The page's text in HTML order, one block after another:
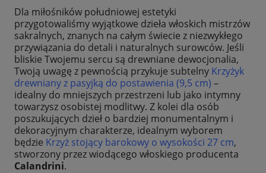
Dla miłośników południowej estetyki
przygotowaliśmy wyjątkowe dzieła włoskich mistrzów
sakralnych, znanych na całym świecie z niezwykłego
przywiązania do detali i naturalnych surowców. Jeśli
bliskie Twojemu sercu są drewniane dewocjonalia,
Twoją uwagę z pewnością przykuje subtelny Krzyżyk
drewniany z pasyjką do postawienia (9,5 cm) –
idealny do mniejszych przestrzeni lub jako intymny
towarzysz osobistej modlitwy. Z kolei dla osób
poszukujących dzieł o bardziej monumentalnym i
dekoracyjnym charakterze, idealnym wyborem
będzie Krzyż stojący barokowy o wysokości 27 cm,
stworzony przez wiodącego włoskiego producenta
Calandrini.